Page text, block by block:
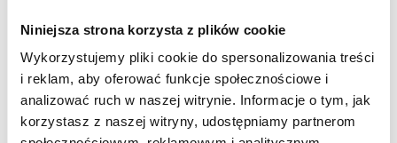
Niniejsza strona korzysta z plików cookie
Wykorzystujemy pliki cookie do spersonalizowania treści
i reklam, aby oferować funkcje społecznościowe i
analizować ruch w naszej witrynie. Informacje o tym, jak
korzystasz z naszej witryny, udostępniamy partnerom
Szpilka
Profil tiktok Czerwona Szpilka
Profil youtube Czerwona
Szpilka